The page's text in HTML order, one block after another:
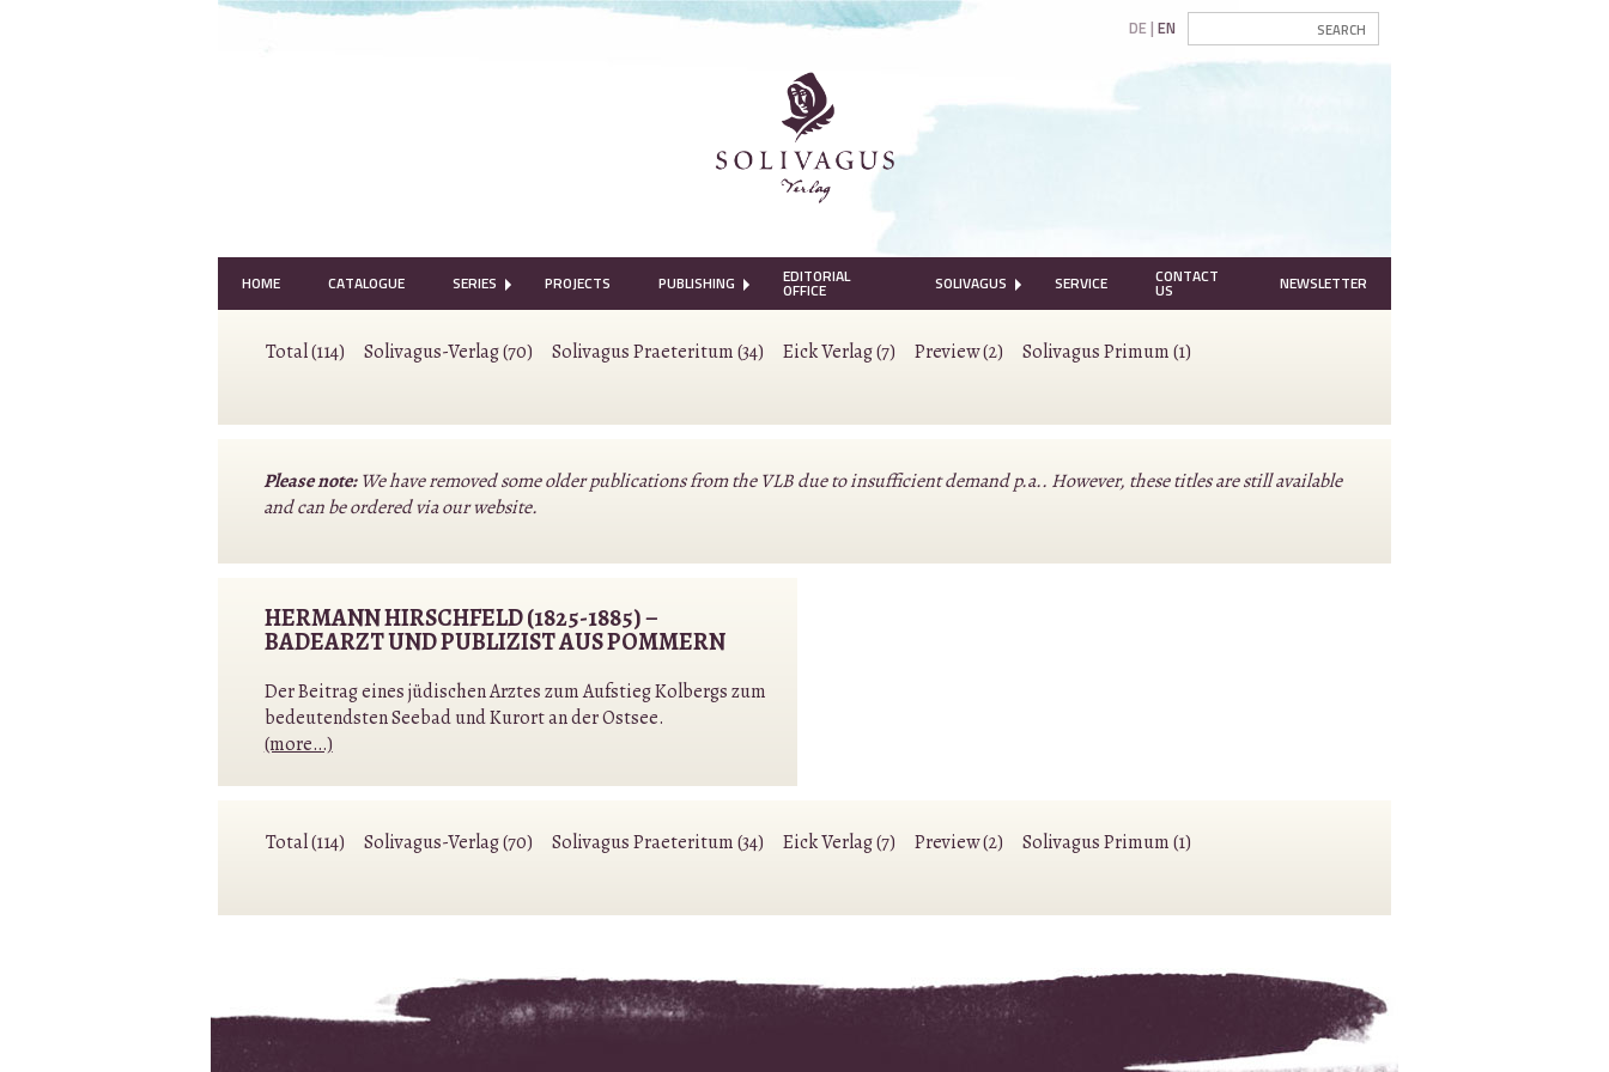
DE EN
HOME CATALOGUE SERIES PROJECTS PUBLISHING EDITORIAL
OFFICE SOLIVAGUS SERVICE CONTACT
US NEWSLETTER
Total (114) Solivagus-Verlag (70) Solivagus Praeteritum (34) Eick Verlag (7) Preview (2) Solivagus Primum (1)
Please note:We have removed some older publications from the VLB due to insufficient demand p.a.. However, these titles are still available
and can be ordered via our website.
HERMANN HIRSCHFELD (1825-1885) –
BADEARZT UND PUBLIZIST AUS POMMERN
Der Beitrag eines jüdischen Arztes zum Aufstieg Kolbergs zum
bedeutendsten Seebad und Kurort an der Ostsee.
(more…)
Total (114) Solivagus-Verlag (70) Solivagus Praeteritum (34) Eick Verlag (7) Preview (2) Solivagus Primum (1)